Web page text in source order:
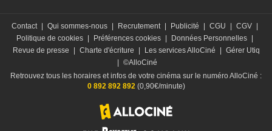
Contact Qui sommes-nous Recrutement Publicité CGU CGV
Politique de cookies
Préférences cookies Données Personnelles
Revue de presse
Charte d'écriture Les services AlloCiné
Gérer Utiq
©AlloCiné
Retrouvez tous les horaires et infos de votre cinéma sur le numéro AlloCiné :
0 892 892 892(0,90€/minute)